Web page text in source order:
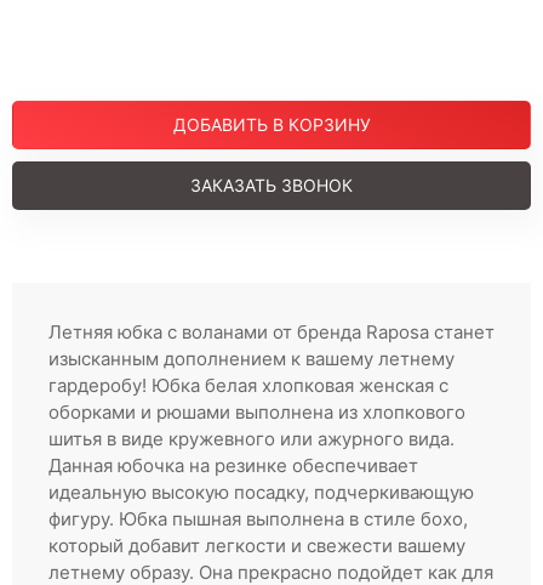
Костюмы
Брюки
О компании
Партнерам
Регистрация
ДОБАВИТЬ В КОРЗИНУ
ЗАКАЗАТЬ ЗВОНОК
Летняя юбка с воланами от бренда Raposa станет
изысканным дополнением к вашему летнему
гардеробу! Юбка белая хлопковая женская с
оборками и рюшами выполнена из хлопкового
шитья в виде кружевного или ажурного вида.
Данная юбочка на резинке обеспечивает
идеальную высокую посадку, подчеркивающую
фигуру. Юбка пышная выполнена в стиле бохо,
который добавит легкости и свежести вашему
летнему образу. Она прекрасно подойдет как для